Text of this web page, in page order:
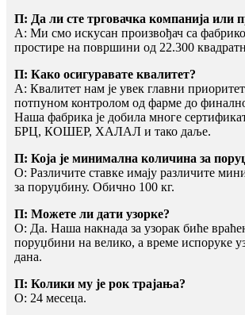
П: Да ли сте трговачка компанија или
A: Ми смо искусан произвођач са
простире на површини од 22.300
П: Како осигуравате квалитет?
A: Квалитет нам је увек главни
потпуном контролом од фарме до
Наша фабрика је добила многе
БРЦ, КОШЕР, ХАЛАЛ и тако даље.
П: Која је минимална количина за
О: Различите ставке имају различите
за поруџбину. Обично 100 кг.
П: Можете ли дати узорке?
О: Да. Наша накнада за узорак биће
поруџбини на велико, а време испоруке
дана.
П: Колики му је рок трајања?
О: 24 месеца.